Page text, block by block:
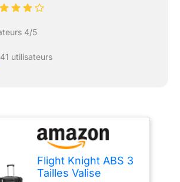
4/5
utilisateurs
Flight Knight ABS 3
Tailles Valise